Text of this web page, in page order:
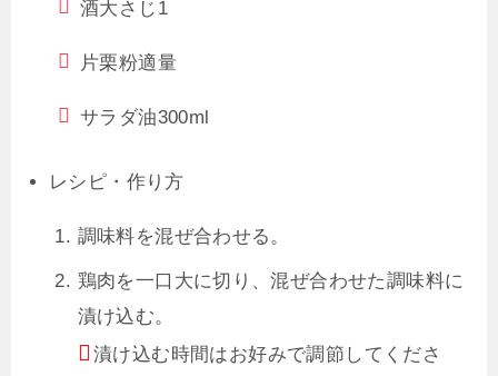
酒大さじ1
片栗粉適量
サラダ油300ml
レシピ・作り方
調味料を混ぜ合わせる。
鶏肉を一口大に切り、混ぜ合わせた調味料に
漬け込む。
漬け込む時間はお好みで調節してくださ